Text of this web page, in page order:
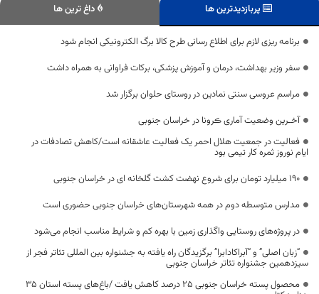
پربازدیدترین ها داغ ترین ها
برنامه ریزی لازم برای اطلاع رسانی طرح کالا برگ الکترونیکی انجام شود
سفر وزیر بهداشت، درمان و آموزش پزشکی، برکات فراوانی به همراه داشت
مراسم عروسی سنتی نمادین در روستای حلوان برگزار شد
آخـرین وضعیت آماری ڪرونا در خراسان جنوبی
فعالیت در جمعیت هلال احمر یک فعالیت عاشقانه است/کاهش تصادفات در
ایام نوروز ثمره کار تیمی بود
۱۹۰ میلیارد تومان برای شروع نهضت کشت گلخانه ای در خراسان جنوبی
مدارس متوسطه دوم در همه شهرستان‌های خراسان جنوبی حضوری است
در پروژه‌های روستایی واگذاری زمین با بهره کم و شرایط مناسب انجام می‌شود
“زبان اصلی” و “آبراکادابرا” برگزیدگان راه یافته به جشنواره بین المللی تئاتر فجر از
سیزدهمین جشنواره تئاتر خراسان جنوبی
محصول پسته خراسان جنوبی ۲۵ درصد کاهش یافت /باغ‌های پسته استان ۳۵